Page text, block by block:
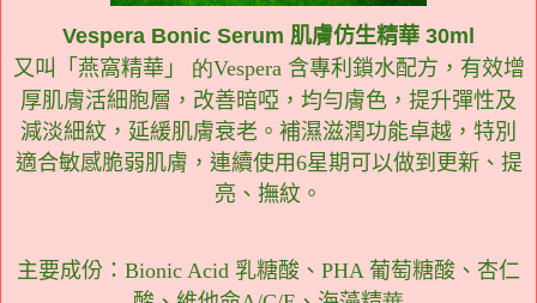
Vespera Bonic Serum 肌膚仿生精華 30ml
又叫「燕窩精華」
的Vespera 含專利鎖水配方，有效增
厚肌膚活細胞層，改善暗啞，均勻膚色，提升彈性及
減淡細紋，延緩肌膚衰老。補濕滋潤功能卓越，特別
適合敏感脆弱肌膚，連續使用6星期可以做到更新、提
亮、撫紋。
主要成份： Bionic Acid 乳糖酸、 PHA 葡萄糖酸、杏仁